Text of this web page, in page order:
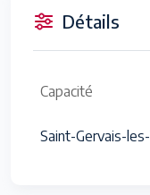
Détails
Capacité
Saint-Gervais-